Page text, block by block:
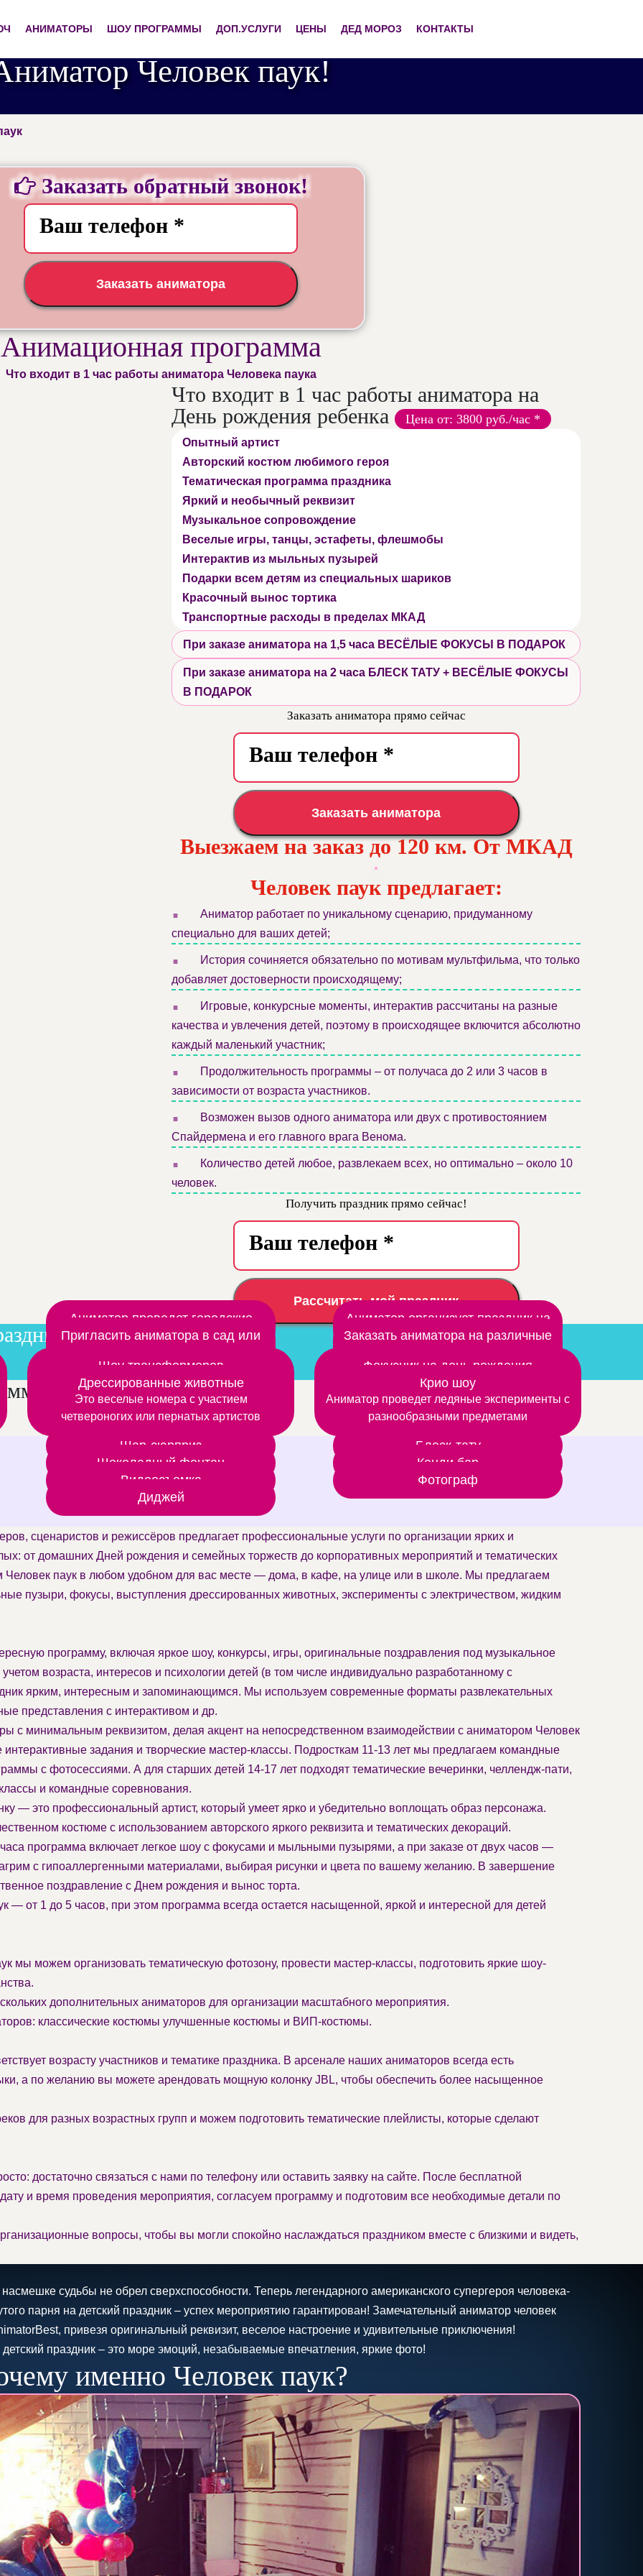
АНИМАТОРЫ ШОУ ПРОГРАММЫ ДОП.УСЛУГИ ЦЕНЫ ДЕД МОРОЗ КОНТАКТЫ
Человек паук!
Заказать обратный звонок!
Заказать аниматора
Анимационная программа
Что входит в 1 час работы аниматора Человека паука
Что входит в 1 час работы аниматора на
День рождения ребенка
Цена от: 3800 руб./час *
Опытный артист
Авторский костюм любимого героя
Тематическая программа праздника
Яркий и необычный реквизит
Музыкальное сопровождение
Веселые игры, танцы, эстафеты, флешмобы
Интерактив из мыльных пузырей
Подарки всем детям из специальных шариков
Красочный вынос тортика
Транспортные расходы в пределах МКАД
При заказе аниматора на 1,5 часа ВЕСЁЛЫЕ ФОКУСЫ В ПОДАРОК
При заказе аниматора на 2 часа БЛЕСК ТАТУ + ВЕСЁЛЫЕ ФОКУСЫ
В ПОДАРОК
Заказать аниматора прямо сейчас
Заказать аниматора
Выезжаем на заказ до 120 км. От МКАД
Человек паук предлагает:
.
Аниматор работает по уникальному сценарию, придуманному
специально для ваших детей;
.
История сочиняется обязательно по мотивам мультфильма, что только
добавляет достоверности происходящему;
.
Игровые, конкурсные моменты, интерактив рассчитаны на разные
качества и увлечения детей, поэтому в происходящее включится абсолютно
каждый маленький участник;
.
Продолжительность программы – от получаса до 2 или 3 часов в
зависимости от возраста участников.
.
Возможен вызов одного аниматора или двух с противостоянием
Спайдермена и его главного врага Венома.
.
Количество детей любое, развлекаем всех, но оптимально – около 10
человек.
Получить праздник прямо сейчас!
Рассчитать мой праздник
Аниматор проведет городские
мероприятия
Аниматор организует праздник на
природе
Пригласить аниматора в сад или
Заказать аниматора на различные
на день рождения
Шоу трансформеров
Шоу роботов трансформеров постреляем из
дымовой светящейся пушки
Фокусник на день рождения
Шоу фокусов любят даже взрослые, а дети –
тем более
Дрессированные животные
Это веселые номера с участием
четвероногих или пернатых артистов
Крио шоу
Аниматор проведет ледяные эксперименты с
разнообразными предметами
Шар-сюрприз
Блеск-тату
Шоколадный фонтан
Кенди бар
Видеосъемка
Фотограф
Диджей
сценаристов и режиссёров предлагает профессиональные услуги по организации ярких и
от домашних Дней рождения и семейных торжеств до корпоративных мероприятий и тематических
Человек паук в любом удобном для вас месте — дома, в кафе, на улице или в школе. Мы предлагаем
пузыри, фокусы, выступления дрессированных животных, эксперименты с электричеством, жидким
программу, включая яркое шоу, конкурсы, игры, оригинальные поздравления под музыкальное
возраста, интересов и психологии детей (в том числе индивидуально разработанному с
ярким, интересным и запоминающимся. Мы используем современные форматы развлекательных
представления с интерактивом и др.
с минимальным реквизитом, делая акцент на непосредственном взаимодействии с аниматором Человек
задания и творческие мастер-классы. Подросткам 11-13 лет мы предлагаем командные
с фотосессиями. А для старших детей 14-17 лет подходят тематические вечеринки, челлендж-пати,
и командные соревнования.
— это профессиональный артист, который умеет ярко и убедительно воплощать образ персонажа.
костюме с использованием авторского яркого реквизита и тематических декораций.
программа включает легкое шоу с фокусами и мыльными пузырями, а при заказе от двух часов —
с гипоаллергенными материалами, выбирая рисунки и цвета по вашему желанию. В завершение
поздравление с Днем рождения и вынос торта.
— от 1 до 5 часов, при этом программа всегда остается насыщенной, яркой и интересной для детей
мы можем организовать тематическую фотозону, провести мастер-классы, подготовить яркие шоу-
дополнительных аниматоров для организации масштабного мероприятия.
классические костюмы улучшенные костюмы и ВИП-костюмы.
возрасту участников и тематике праздника. В арсенале наших аниматоров всегда есть
а по желанию вы можете арендовать мощную колонку JBL, чтобы обеспечить более насыщенное
для разных возрастных групп и можем подготовить тематические плейлисты, которые сделают
достаточно связаться с нами по телефону или оставить заявку на сайте. После бесплатной
и время проведения мероприятия, согласуем программу и подготовим все необходимые детали по
вопросы, чтобы вы могли спокойно наслаждаться праздником вместе с близкими и видеть,
судьбы не обрел сверхспособности. Теперь легендарного американского супергероя человека-
парня на детский праздник – успех мероприятию гарантирован! Замечательный аниматор человек
привезя оригинальный реквизит, веселое настроение и удивительные приключения!
праздник – это море эмоций, незабываемые впечатления, яркие фото!
именно Человек паук?